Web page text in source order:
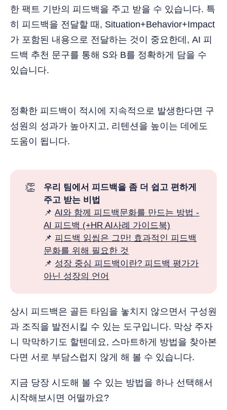
한 팩트 기반의 피드백을 주고 받을 수 있습니다. 특
히 피드백을 전달할 때, Situation+Behavior+Impact
가 포함된 내용으로 전달하는 것이 중요한데, AI 피
드백 추천 문구를 통해 S와 B를 정확하게 담을 수
있습니다.
정확한 피드백이 적시에 지속적으로 발생한다면 구
성원의 성과가 높아지고, 리텐션을 높이는 데에도
도움이 됩니다.
👏
우리 팀에서 피드백을 좀 더 쉽고 편하게
주고 받는 비법
📌AI와 함께 피드백문화를 만드는 방법 -
AI 피드백 (+HR AI사례 가이드북)
📌 피드백 읽씹은 그만! 효과적인 피드백
문화를 위해 필요한 것
📌 성장 중심 피드백이란? 피드백 평가가
아닌 성장의 언어
상시 피드백은 골든 타임을 놓치지 않으면서 구성원
과 조직을 발전시킬 수 있는 도구입니다. 막상 주자
니 막막하기도 할텐데요, 스마트하게 방법을 찾아본
다면 서로 부담스럽지 않게 해 볼 수 있습니다.
지금 당장 시도해 볼 수 있는 방법을 하나 선택해서
시작해보시면 어떨까요?